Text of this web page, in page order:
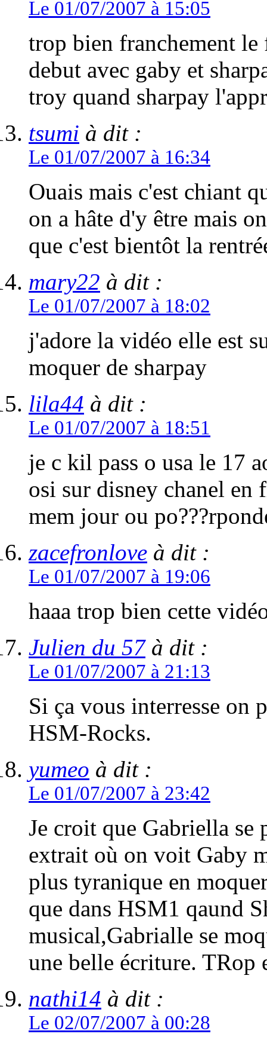
Le 01/07/2007 à 15:05
trop bien franchement
debut avec gaby et
troy quand sharpay
tsumi à dit :
Le 01/07/2007 à 16:34
Ouais mais c'est chiant
on a hâte d'y être mais
que c'est bientôt la
mary22 à dit :
Le 01/07/2007 à 18:02
j'adore la vidéo elle est
moquer de sharpay
lila44 à dit :
Le 01/07/2007 à 18:51
je c kil pass o usa le 17
osi sur disney chanel en
mem jour ou
zacefronlove à dit :
Le 01/07/2007 à 19:06
haaa trop bien cette
Julien du 57à dit :
Le 01/07/2007 à 21:13
Si ça vous interresse on
HSM-Rocks.
yumeo à dit :
Le 01/07/2007 à 23:42
Je croit que Gabriella se
extrait où on voit Gaby
plus tyranique en
que dans HSM1 qaund
musical,Gabrialle se
une belle écriture.
nathi14 à dit :
Le 02/07/2007 à 00:28